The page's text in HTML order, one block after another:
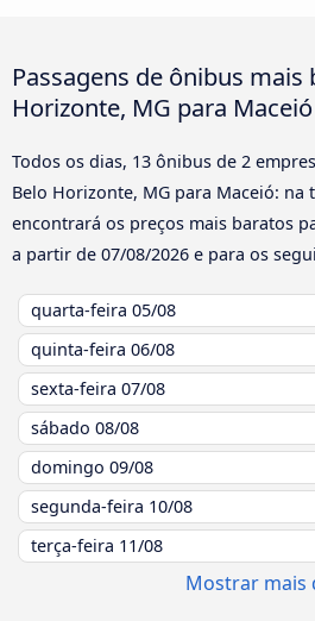
Passagens de ônibus mais
Horizonte, MG para Maceió
Todos os dias, 13 ônibus de 2
Belo Horizonte, MG para Maceió: na
encontrará os preços mais baratos
a partir de 07/08/2026 e para os
quarta-feira 05/08
quinta-feira 06/08
sexta-feira 07/08
sábado 08/08
domingo 09/08
segunda-feira 10/08
terça-feira 11/08
Mostrar mais